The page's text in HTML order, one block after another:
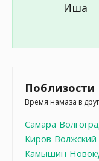
Иша
Поблизости
Время намаза в
Самара
Киров Волжский
Камышин